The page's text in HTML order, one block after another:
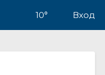
10° Вход